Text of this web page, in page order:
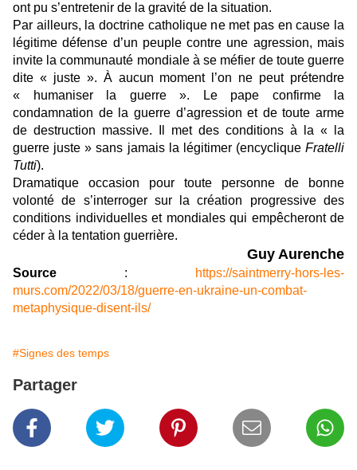
ont pu s’entretenir de la gravité de la situation.
Par ailleurs, la doctrine catholique ne met pas en cause la
légitime défense d’un peuple contre une agression, mais
invite la communauté mondiale à se méfier de toute guerre
dite « juste ». À aucun moment l’on ne peut prétendre
« humaniser la guerre ». Le pape confirme la
condamnation de la guerre d’agression et de toute arme
de destruction massive. Il met des conditions à la « la
guerre juste » sans jamais la légitimer (encyclique Fratelli
Tutti).
Dramatique occasion pour toute personne de bonne
volonté de s’interroger sur la création progressive des
conditions individuelles et mondiales qui empêcheront de
céder à la tentation guerrière.
Guy Aurenche
Source :
https://saintmerry-hors-les-
murs.com/2022/03/18/guerre-en-ukraine-un-combat-
metaphysique-disent-ils/
#Signes des temps
Partager